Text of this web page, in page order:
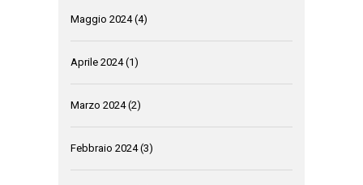
Maggio 2024(4)
Aprile 2024(1)
Marzo 2024(2)
Febbraio 2024(3)